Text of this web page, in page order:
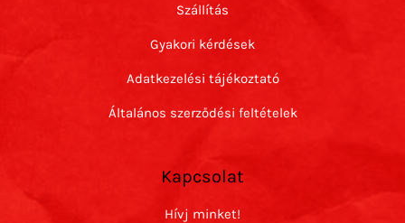
Szállítás
Gyakori kérdések
Adatkezelési tájékoztató
Általános szerződési feltételek
Kapcsolat
Hívj minket!